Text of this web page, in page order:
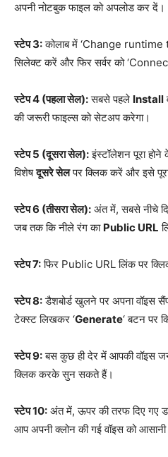
अपनी नोटबुक फाइल को अपलोड कर दें।
स्टेप 3:कोलाब में ‘Change runtime
सिलेक्ट करें और फिर सर्वर को
स्टेप 4 (पहला सेल):सबसे पहले Install
की जरूरी फाइल्स को सेटअप करेगा।
स्टेप 5 (दूसरा सेल):इंस्टॉलेशन पूरा होने
विशेषदूसरे सेलपर क्लिक करें और इसे
स्टेप 6 (तीसरा सेल): अंत में, सबसे नीचे
जब तक कि नीले रंग का Public URL
स्टेप 7:फिर Public URL लिंक पर
स्टेप 8:डैशबोर्ड खुलने पर अपना वॉइस
टेक्स्ट लिखकर ‘Generate‘ बटन पर
स्टेप 9:बस कुछ ही देर में आपकी वॉइस
क्लिक करके सुन सकते हैं।
स्टेप 10: अंत में, ऊपर की तरफ दिए गए
आप अपनी क्लोन की गई वॉइस को